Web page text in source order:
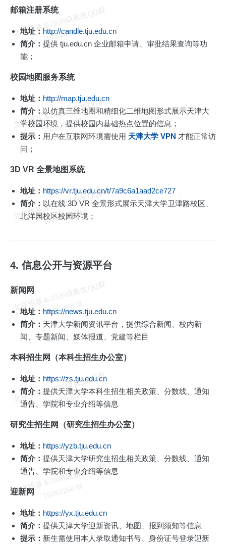
邮箱注册系统
地址： http://candle.tju.edu.cn
简介： 提供 tju.edu.cn 企业邮箱申请、审批结果查询等功
能；
校园地图服务系统
地址： http://map.tju.edu.cn
简介： 以仿真三维地图和精细化二维地图形式展示天津大
学校园环境，提供校园内基础热点位置的信息；
提示： 用户在互联网环境需使用 天津大学 VPN 才能正常访
问；
3D VR 全景地图系统
地址： https://vr.tju.edu.cn/t/7a9c6a1aad2ce727
简介： 以在线 3D VR 全景形式展示天津大学卫津路校区、
北洋园校区校园环境；
4. 信息公开与资源平台
新闻网
地址： https://news.tju.edu.cn
简介： 天津大学新闻资讯平台，提供综合新闻、校内新
闻、专题新闻、媒体报道、党建等栏目
本科招生网（本科生招生办公室）
地址： https://zs.tju.edu.cn
简介： 提供天津大学本科生招生相关政策、分数线、通知
通告、学院和专业介绍等信息
研究生招生网（研究生招生办公室）
地址： https://yzb.tju.edu.cn
简介： 提供天津大学研究生招生相关政策、分数线、通知
通告、学院和专业介绍等信息
迎新网
地址： https://yx.tju.edu.cn
简介： 提供天津大学迎新资讯、地图、报到须知等信息
提示： 新生需使用本人录取通知书号、身份证号登录迎新
北
洋
维
基
＆
2
0
2
6
级
新
生
Q
Q
群
1
0
2
8
2
2
6
8
3
8
北
洋
维
基
＆
2
0
2
6
级
新
生
Q
Q
群
1
0
2
8
2
2
6
8
3
8
北
洋
维
基
＆
2
0
2
6
级
新
生
Q
Q
群
1
0
2
8
2
2
6
8
3
8
北
洋
维
基
＆
2
0
2
6
级
新
生
Q
Q
群
1
0
2
8
2
2
6
8
3
8
北
洋
维
基
＆
2
0
2
6
级
新
生
Q
Q
群
1
0
2
8
2
2
6
8
3
8
北
洋
维
基
＆
2
0
2
6
级
新
生
Q
Q
群
1
0
2
8
2
2
6
8
3
8